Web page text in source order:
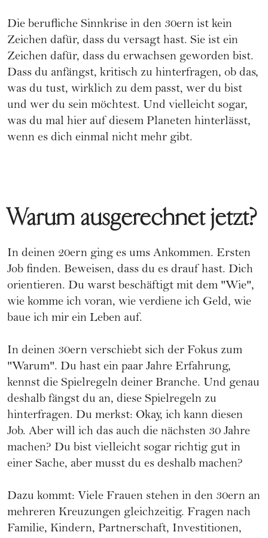
Die berufliche Sinnkrise in den 30ern ist kein
Zeichen dafür, dass du versagt hast. Sie ist ein
Zeichen dafür, dass du erwachsen geworden bist.
Dass du anfängst, kritisch zu hinterfragen, ob das,
was du tust, wirklich zu dem passt, wer du bist
und wer du sein möchtest. Und vielleicht sogar,
was du mal hier auf diesem Planeten hinterlässt,
wenn es dich einmal nicht mehr gibt.
Warum ausgerechnet jetzt?
In deinen 20ern ging es ums Ankommen. Ersten
Job finden. Beweisen, dass du es drauf hast. Dich
orientieren. Du warst beschäftigt mit dem "Wie",
wie komme ich voran, wie verdiene ich Geld, wie
baue ich mir ein Leben auf.
In deinen 30ern verschiebt sich der Fokus zum
"Warum". Du hast ein paar Jahre Erfahrung,
kennst die Spielregeln deiner Branche. Und genau
deshalb fängst du an, diese Spielregeln zu
hinterfragen. Du merkst: Okay, ich kann diesen
Job. Aber will ich das auch die nächsten 30 Jahre
machen? Du bist vielleicht sogar richtig gut in
einer Sache, aber musst du es deshalb machen?
Dazu kommt: Viele Frauen stehen in den 30ern an
mehreren Kreuzungen gleichzeitig. Fragen nach
Familie, Kindern, Partnerschaft, Investitionen,